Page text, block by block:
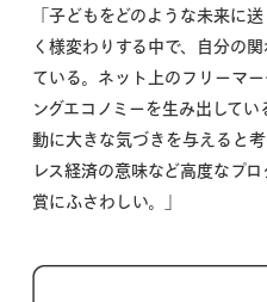
「子どもをどのような未来に
く様変わりする中で、自分の
ている。ネット上のフリーマ
ングエコノミーを生み出して
動に大きな気づきを与えると
レス経済の意味など高度なプ
賞にふさわしい。」